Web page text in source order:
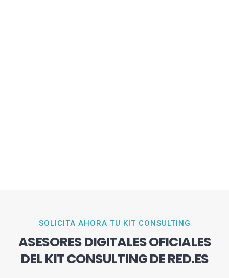
SOLICITA AHORA TU KIT CONSULTING
ASESORES DIGITALES OFICIALES
DEL KIT CONSULTING DE RED.ES